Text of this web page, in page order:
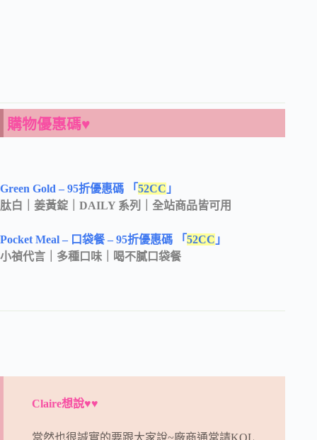
購物優惠碼♥
Green Gold – 95折優惠碼 「52CC 」
肽白｜姜黃錠｜DAILY 系列｜全站商品皆可用
Pocket Meal – 口袋餐 – 95折優惠碼 「52CC 」
小禎代言｜多種口味｜喝不膩口袋餐
Claire想說♥♥
當然也很誠實的要跟大家說~廠商通常請KOL